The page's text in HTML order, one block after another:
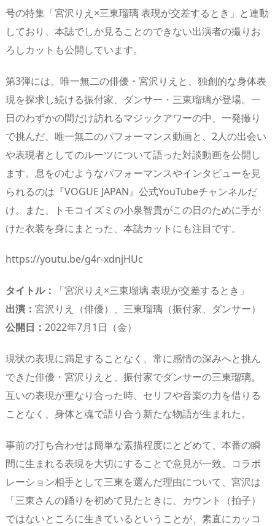
号の特集「宮沢りえ×三東瑠璃 表現が交差するとき」と連動
しており、本誌でしか見ることのできない出演者の撮りお
ろしカットも公開しています。
第3弾には、唯一無二の俳優・宮沢りえと、独創的な身体表
現を探求し続ける振付家、ダンサー・三東瑠璃が登場。一
日のわずかの間だけ訪れるマジックアワーの中、一発撮り
で挑んだ、唯一無二のパフォーマンス動画と、2人の出会い
や表現者としてのルーツについて語った対談動画を公開し
ます。息をのむようなパフォーマンスやインタビューを見
られるのは『VOGUE JAPAN』公式YouTubeチャンネルだ
け。また、トモコイズミの小泉智貴がこの日のために手が
けた衣装を身にまとった、本誌カットにも注目です。
https://youtu.be/g4r-xdnjHUc
タイトル：
「宮沢りえ×三東瑠璃 表現が交差するとき」
出演： 宮沢りえ（俳優）、三東瑠璃（振付家、ダンサー）
公開日： 2022年7月1日（金）
現状の表現に満足することなく、常に感情の深みへと挑ん
できた俳優・宮沢りえと、振付家でダンサーの三東瑠璃。
互いの表現が重なり合った時、セリフや音楽の力を借りる
ことなく、身体と魂で語り合う新たな物語が生まれた。
事前の打ち合わせは簡単な素描程度にとどめて、本番の瞬
間に生まれる表現を大切にすることで意見が一致。コラボ
レーション相手として三東を選んだ理由について、宮沢は
「三東さんの踊りを初めて見たときに、カウント（拍子）
ではないところに生きているということが、素直にカッコ